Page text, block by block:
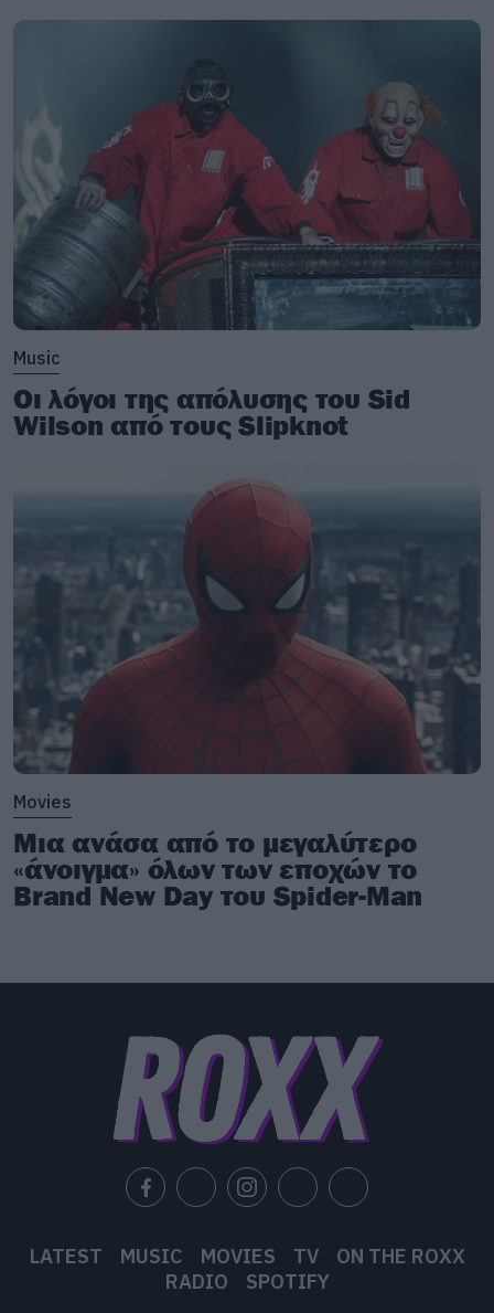
Music
Οι λόγοι της απόλυσης του Sid
Wilson από τους Slipknot
Movies
Μια ανάσα από το μεγαλύτερο
«άνοιγμα» όλων των εποχών το
Brand New Day του Spider-Man
LATEST MUSIC MOVIES TV
ON THE ROXX
RADIO
SPOTIFY